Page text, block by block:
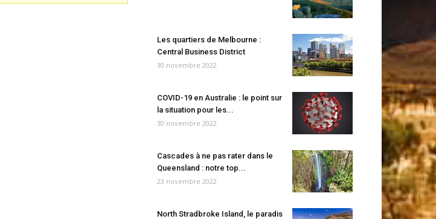
Les quartiers de Melbourne :
Central Business District
30 novembre 2022
COVID-19 en Australie : le point sur
la situation pour les...
30 novembre 2022
Cascades à ne pas rater dans le
Queensland : notre top...
23 novembre 2022
North Stradbroke Island, le paradis